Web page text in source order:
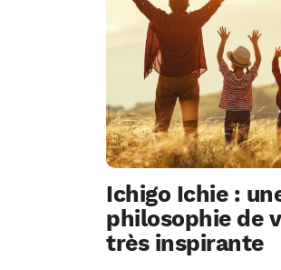
Ichigo Ichie :
philosophie de
très inspirante